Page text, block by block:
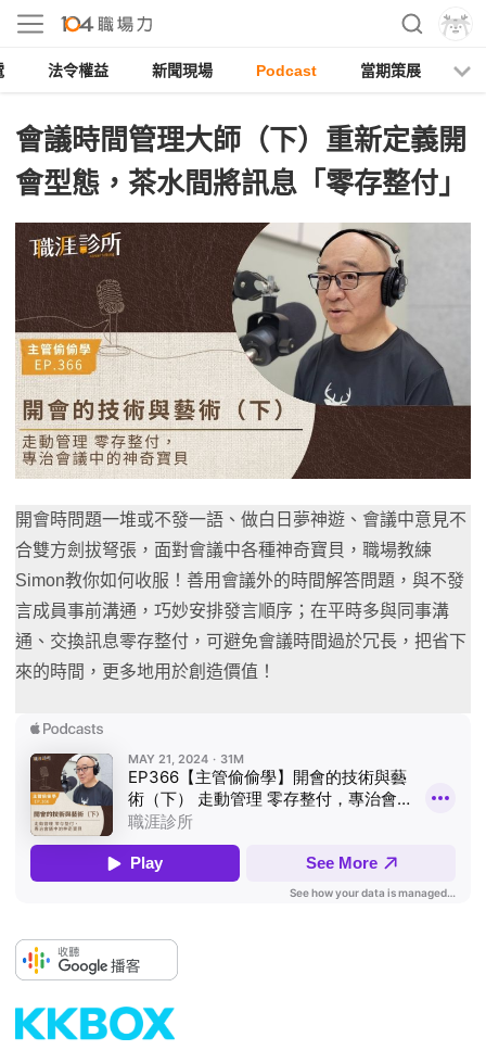
法令權益 新聞現場 Podcast 當期策展
會議時間管理大師（下）重新定義開
會型態，茶水間將訊息「零存整付」
開會時問題一堆或不發一語、做白日夢神遊、會議中意見不
合雙方劍拔弩張，面對會議中各種神奇寶貝，職場教練
Simon教你如何收服！善用會議外的時間解答問題，與不發
言成員事前溝通，巧妙安排發言順序；在平時多與同事溝
通、交換訊息零存整付，可避免會議時間過於冗長，把省下
來的時間，更多地用於創造價值！